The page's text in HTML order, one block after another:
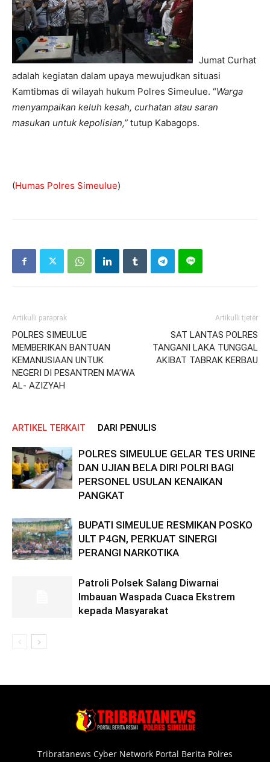
Jumat Curhat
adalah kegiatan dalam upaya mewujudkan situasi
Kamtibmas di wilayah hukum Polres Simeulue. “Warga
menyampaikan keluh kesah, curhatan atau saran
masukan untuk kepolisian,” tutup Kabagops.
(Humas Polres Simeulue)
Artikulli paraprak
POLRES SIMEULUE
MEMBERIKAN BANTUAN
KEMANUSIAAN UNTUK
NEGERI DI PESANTREN MA’WA
AL- AZIZYAH
Artikulli tjetër
SAT LANTAS POLRES
TANGANI LAKA TUNGGAL
AKIBAT TABRAK KERBAU
ARTIKEL TERKAIT DARI PENULIS
POLRES SIMEULUE GELAR TES URINE
DAN UJIAN BELA DIRI POLRI BAGI
PERSONEL USULAN KENAIKAN
PANGKAT
BUPATI SIMEULUE RESMIKAN POSKO
ULT P4GN, PERKUAT SINERGI
PERANGI NARKOTIKA
Patroli Polsek Salang Diwarnai
Imbauan Waspada Cuaca Ekstrem
kepada Masyarakat
Tribratanews Cyber Network Portal Berita Polres